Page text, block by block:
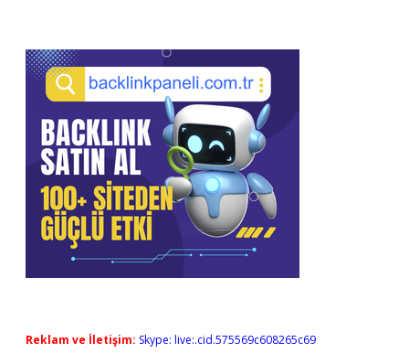
Reklam ve İletişim: Skype: live:.cid.575569c608265c69